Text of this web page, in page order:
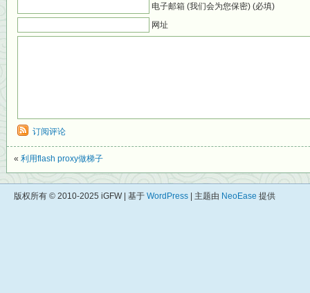
电子邮箱 (我们会为您保密) (必填)
网址
订阅评论
« 利用flash proxy做梯子
版权所有 © 2010-2025 iGFW | 基于 WordPress | 主题由 NeoEase 提供